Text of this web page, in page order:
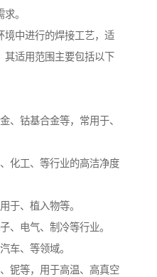
。
境中进行的焊接工艺，适
其适用范围主要包括以下
钴基合金等，常用于、
化工、等行业的高洁净度
于、植入物等。
电气、制冷等行业。
车、等领域。
铌等，用于高温、高真空